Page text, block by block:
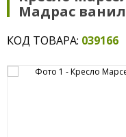
Мадрас
КОД ТОВАРА: 039166